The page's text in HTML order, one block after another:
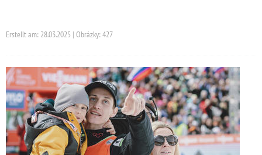
Erstellt am: 28.03.2025 | Obrázky: 427